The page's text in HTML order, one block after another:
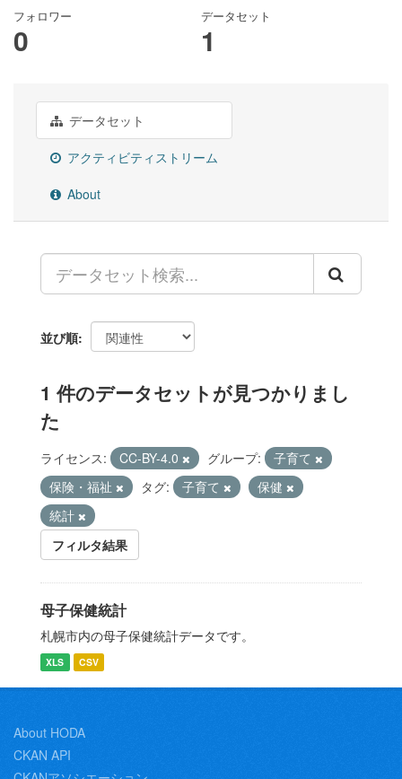
フォロワー
0
データセット
1
データセット
アクティビティストリーム
About
並び順
1 件のデータセットが見つかりまし
た
ライセンス: CC-BY-4.0 グループ:
子育て
保険・福祉
タグ: 子育て
保健
統計
フィルタ結果
母子保健統計
札幌市内の母子保健統計データです。
XLS CSV
About HODA
CKAN API